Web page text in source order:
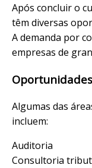
Após concluir o
têm diversas
A demanda por
empresas de
Algumas das
incluem:
Auditoria
Consultoria